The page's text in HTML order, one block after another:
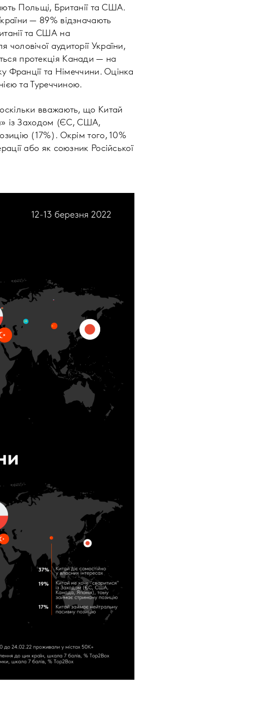
Польщі, Британії та США.
— 89% відзначають
та США на
аудиторії України,
протекція Канади — на
Франції та Німеччини. Оцінка
та Туреччиною.
вважають, що Китай
із Заходом (ЄС, США,
(17%). Окрім того, 10%
або як союзник Російської